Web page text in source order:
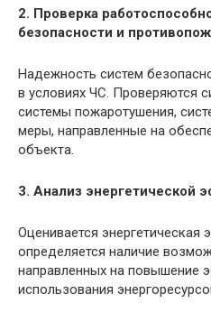
2. Проверка
безопасности и
Надежность систем
в условиях ЧС. Проверяются
системы пожаротушения,
меры, направленные на
объекта.
3. Анализ энергетической
Оценивается энергетическая
определяется наличие
направленных на повышение
использования